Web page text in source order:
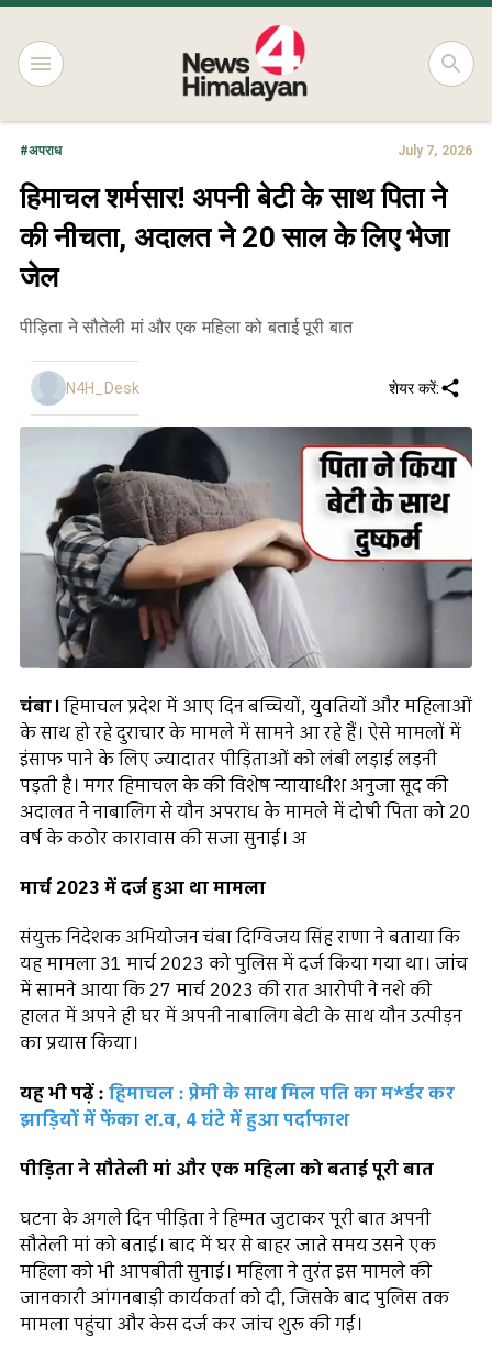
#अपराध July 7, 2026
हिमाचल शर्मसार! अपनी बेटी के साथ पिता ने
की नीचता, अदालत ने 20 साल के लिए भेजा
जेल
पीड़िता ने सौतेली मां और एक महिला को बताई पूरी बात
N4H_Desk शेयर करें:
चंबा।हिमाचल प्रदेश में आए दिन बच्चियों, युवतियों और महिलाओं
के साथ हो रहे दुराचार के मामले में सामने आ रहे हैं। ऐसे मामलों में
इंसाफ पाने के लिए ज्यादातर पीड़िताओं को लंबी लड़ाई लड़नी
पड़ती है। मगर हिमाचल के की विशेष न्यायाधीश अनुजा सूद की
अदालत ने नाबालिग से यौन अपराध के मामले में दोषी पिता को 20
वर्ष के कठोर कारावास की सजा सुनाई। अ
मार्च 2023 में दर्ज हुआ था मामला
संयुक्त निदेशक अभियोजन चंबा दिग्विजय सिंह राणा ने बताया कि
यह मामला 31 मार्च 2023 को पुलिस में दर्ज किया गया था। जांच
में सामने आया कि 27 मार्च 2023 की रात आरोपी ने नशे की
हालत में अपने ही घर में अपनी नाबालिग बेटी के साथ यौन उत्पीड़न
का प्रयास किया।
यह भी पढ़ें : हिमाचल : प्रेमी के साथ मिल पति का म*र्डर कर
झाड़ियों में फेंका श.व, 4 घंटे में हुआ पर्दाफाश
पीड़िता ने सौतेली मां और एक महिला को बताई पूरी बात
घटना के अगले दिन पीड़िता ने हिम्मत जुटाकर पूरी बात अपनी
सौतेली मां को बताई। बाद में घर से बाहर जाते समय उसने एक
महिला को भी आपबीती सुनाई। महिला ने तुरंत इस मामले की
जानकारी आंगनबाड़ी कार्यकर्ता को दी, जिसके बाद पुलिस तक
मामला पहुंचा और केस दर्ज कर जांच शुरू की गई।